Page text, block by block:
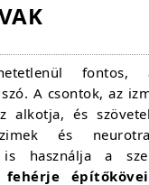
fontos,
A csontok, az
alkotja, és
és
is használja a
fehérje